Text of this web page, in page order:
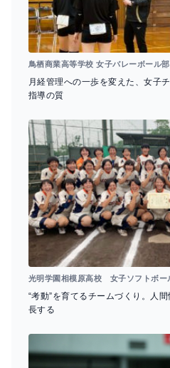
鳥栖商業高等学校 女子バレーボール部
月経管理への一歩を変えた、女子
指導の質
光明学園相模原高校 女子ソフトボー
“考動”を育てるチームづくり。人
長する